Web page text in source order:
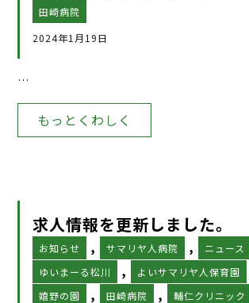
田崎病院
2024年1月19日
…
もっとくわしく
求人情報を更新しました。
お知らせ , サマリヤ人病院 , ニュース
ゆいまーる松川 , よいサマリヤ人保育園
嬉野の園 , 田崎病院 ,
輔仁クリニック